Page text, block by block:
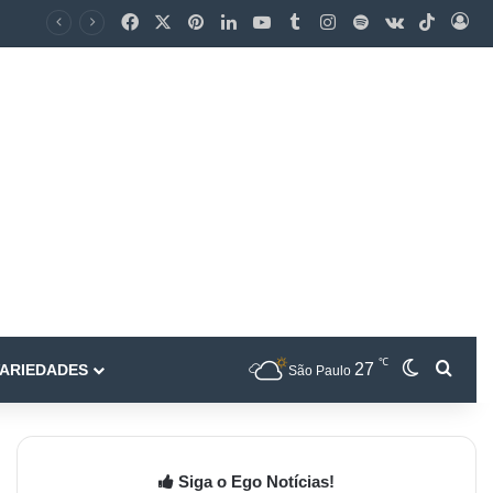
São Paulo 27 ℃
Siga o Ego Notícias!